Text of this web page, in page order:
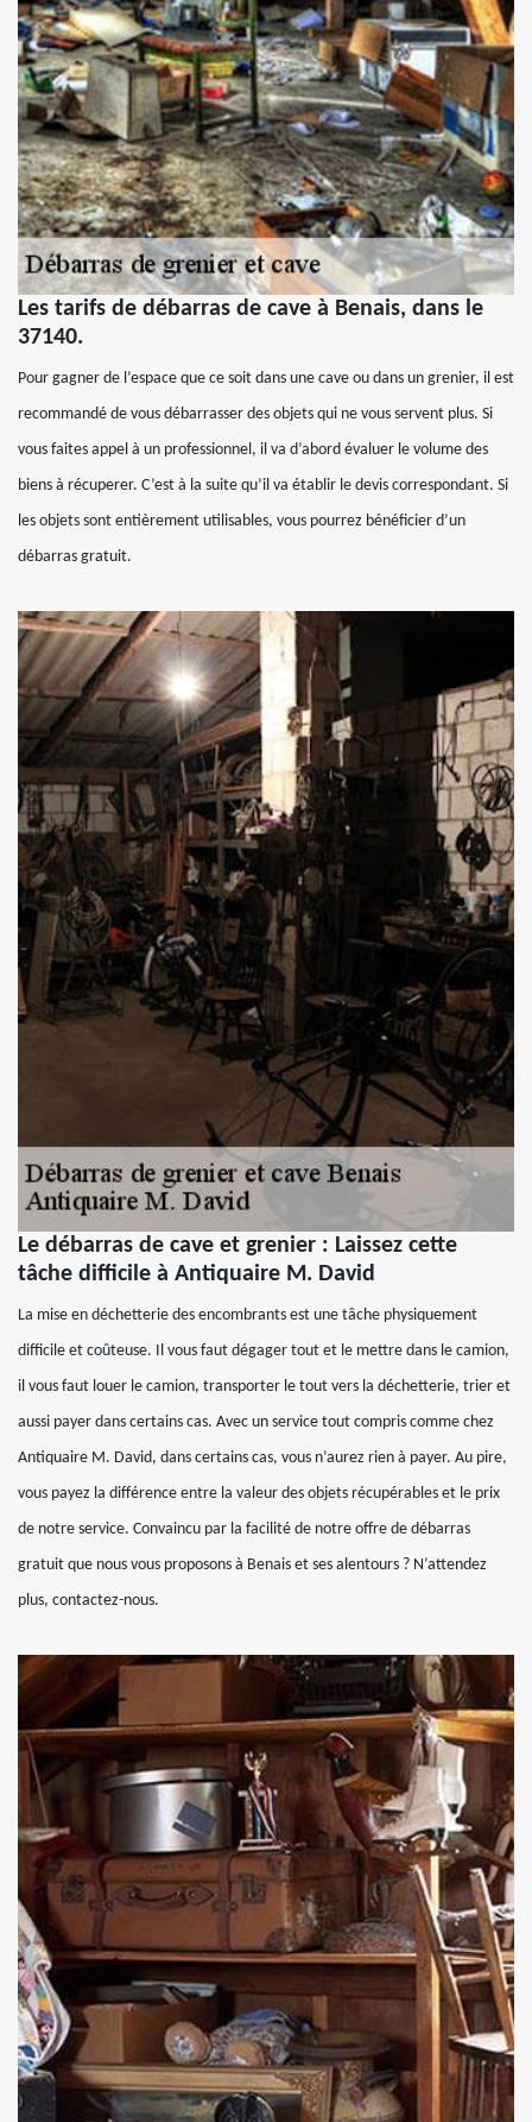
Les tarifs de débarras de cave à Benais, dans le
37140.
Pour gagner de l’espace que ce soit dans une cave ou dans un grenier, il est
recommandé de vous débarrasser des objets qui ne vous servent plus. Si
vous faites appel à un professionnel, il va d’abord évaluer le volume des
biens à récuperer. C’est à la suite qu’il va établir le devis correspondant. Si
les objets sont entièrement utilisables, vous pourrez bénéficier d’un
débarras gratuit.
Le débarras de cave et grenier : Laissez cette
tâche difficile à Antiquaire M. David
La mise en déchetterie des encombrants est une tâche physiquement
difficile et coûteuse. Il vous faut dégager tout et le mettre dans le camion,
il vous faut louer le camion, transporter le tout vers la déchetterie, trier et
aussi payer dans certains cas. Avec un service tout compris comme chez
Antiquaire M. David, dans certains cas, vous n’aurez rien à payer. Au pire,
vous payez la différence entre la valeur des objets récupérables et le prix
de notre service. Convaincu par la facilité de notre offre de débarras
gratuit que nous vous proposons à Benais et ses alentours ? N’attendez
plus, contactez-nous.